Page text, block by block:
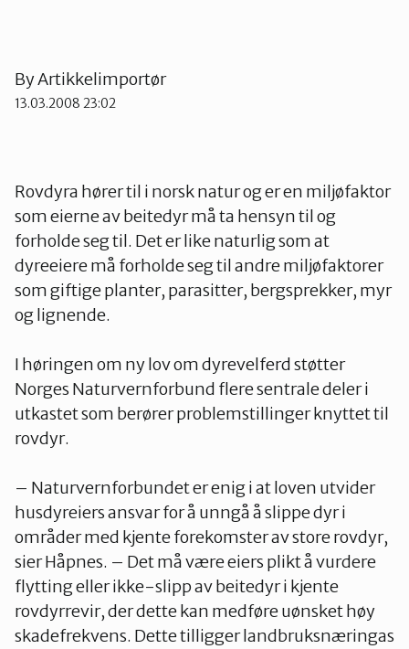
Sunnfjord
ByArtikkelimportør
13.03.2008 23:02
Rovdyra hører til i norsk natur og er en miljøfaktor
som eierne av beitedyr må ta hensyn til og
forholde seg til. Det er like naturlig som at
dyreeiere må forholde seg til andre miljøfaktorer
som giftige planter, parasitter, bergsprekker, myr
og lignende.
I høringen om ny lov om dyrevelferd støtter
Norges Naturvernforbund flere sentrale deler i
utkastet som berører problemstillinger knyttet til
rovdyr.
– Naturvernforbundet er enig i at loven utvider
husdyreiers ansvar for å unngå å slippe dyr i
områder med kjente forekomster av store rovdyr,
sier Håpnes. – Det må være eiers plikt å vurdere
flytting eller ikke-slipp av beitedyr i kjente
rovdyrrevir, der dette kan medføre uønsket høy
skadefrekvens. Dette tilligger landbruksnæringas